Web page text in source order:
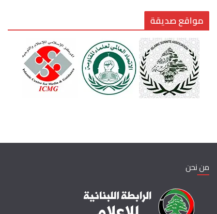
مواقع صديقة
من نحن